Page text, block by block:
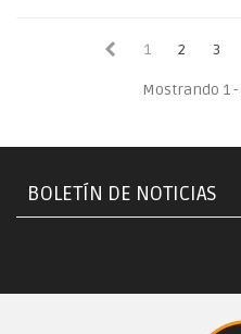
1 2 3
Mostrando 1
BOLETÍN DE NOTICIAS